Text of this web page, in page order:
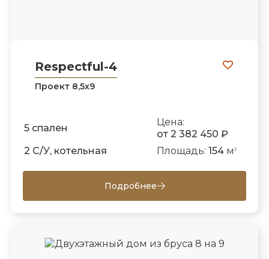
Respectful-4
Проект 8,5х9
5 спален
Цена:
от 2 382 450 ₽
2 С/У, котельная
Площадь: 154м 2
Подробнее